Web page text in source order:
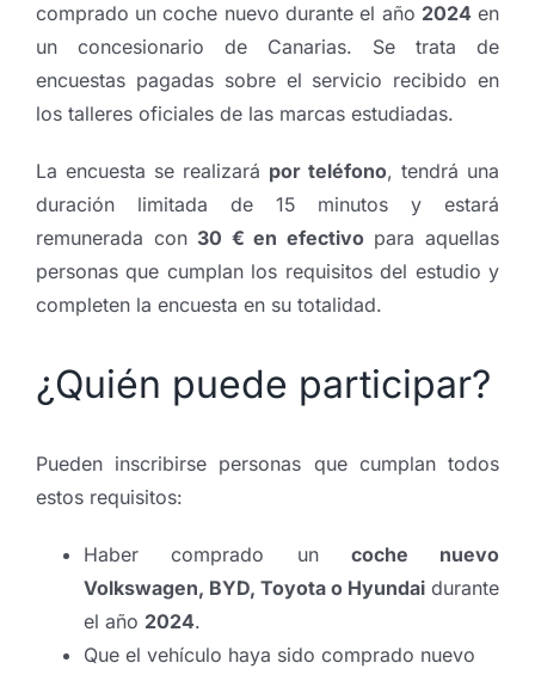
comprado un coche nuevo durante el año 2024 en
un concesionario de Canarias. Se trata de
encuestas pagadas sobre el servicio recibido en
los talleres oficiales de las marcas estudiadas.
La encuesta se realizará por teléfono, tendrá una
duración limitada de 15 minutos y estará
remunerada con 30 € en efectivopara aquellas
personas que cumplan los requisitos del estudio y
completen la encuesta en su totalidad.
¿Quién puede participar?
Pueden inscribirse personas que cumplan todos
estos requisitos:
Haber comprado un coche nuevo
Volkswagen, BYD, Toyota o Hyundai durante
el año 2024.
Que el vehículo haya sido comprado nuevo